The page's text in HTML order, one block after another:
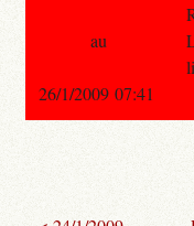
au
26/1/2009 07:41